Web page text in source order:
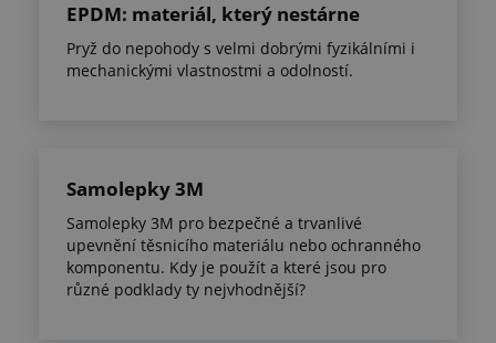
EPDM: materiál, který nestárne
Pryž do nepohody s velmi dobrými fyzikálními i
mechanickými vlastnostmi a odolností.
Samolepky 3M
Samolepky 3M pro bezpečné a trvanlivé
upevnění těsnicího materiálu nebo ochranného
komponentu. Kdy je použít a které jsou pro
různé podklady ty nejvhodnější?